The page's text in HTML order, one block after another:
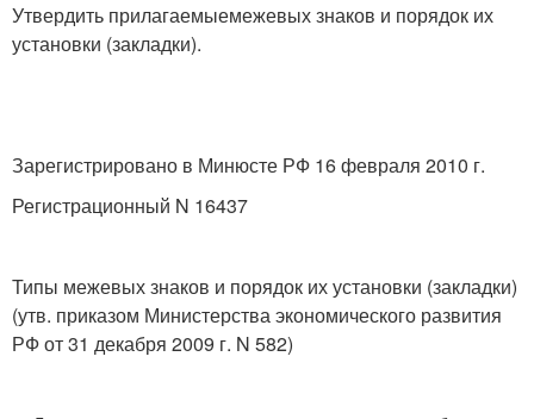
Утвердить прилагаемыемежевых знаков и порядок их
установки (закладки).
Зарегистрировано в Минюсте РФ 16 февраля 2010 г.
Регистрационный N 16437
Типы межевых знаков и порядок их установки (закладки)
(утв. приказом Министерства экономического развития
РФ от 31 декабря 2009 г. N 582)